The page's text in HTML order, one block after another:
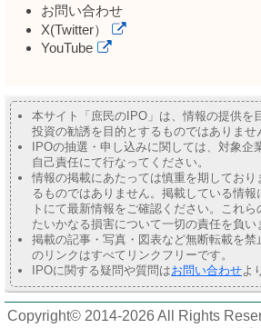
お問い合わせ
X(Twitter）
YouTube
本サイト「庶民のIPO」は、情報の提供を
投資の勧誘を目的とするものではありませ
IPOの抽選・申し込みに関しては、対象企
自己責任にて行なってください。
情報の掲載にあたっては慎重を期しており
るものではありません。掲載している情報
トにて最新情報をご確認ください。これ
たいかなる損害について一切の責任を負い
掲載の記事・写真・図表など無断転載を
のリンクはすべてリンクフリーです。
IPOに関する疑問や質問はお問い合わせよ
Copyright© 2014-2026 All Rights